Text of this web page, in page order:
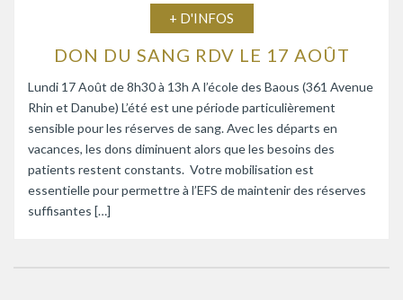
+ D'INFOS
DON DU SANG RDV LE 17 AOÛT
Lundi 17 Août de 8h30 à 13h A l’école des Baous (361 Avenue
Rhin et Danube) L’été est une période particulièrement
sensible pour les réserves de sang. Avec les départs en
vacances, les dons diminuent alors que les besoins des
patients restent constants. Votre mobilisation est
essentielle pour permettre à l’EFS de maintenir des réserves
suffisantes […]